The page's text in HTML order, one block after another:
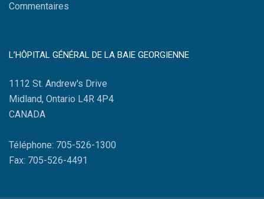
Commentaires
L’HÔPITAL GÉNÉRAL DE LA BAIE GEORGIENNE
1112 St. Andrew's Drive
Midland, Ontario L4R 4P4
CANADA
Téléphone: 705-526-1300
Fax: 705-526-4491